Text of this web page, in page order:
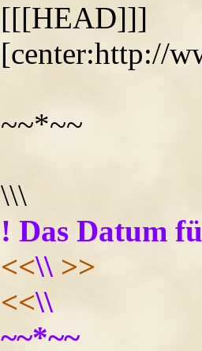
[[[HEAD]]]
[center:http://
~~*~~
\\\
! Das Datum
<<\\ >>
<<\\
~~*~~